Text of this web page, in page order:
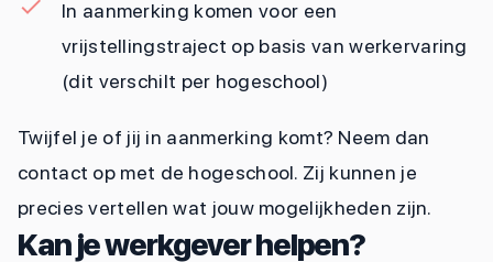
In aanmerking komen voor een
vrijstellingstraject op basis van werkervaring
(dit verschilt per hogeschool)
Twijfel je of jij in aanmerking komt? Neem dan
contact op met de hogeschool. Zij kunnen je
precies vertellen wat jouw mogelijkheden zijn.
Kan je werkgever helpen?